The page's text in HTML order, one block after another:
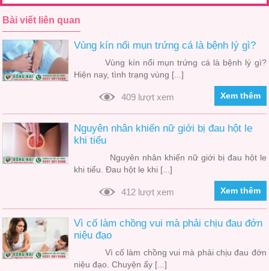
Bài viết liên quan
Vùng kín nổi mụn trứng cá là bệnh lý gì?
Vùng kín nổi mụn trứng cá là bệnh lý gì?
Hiện nay, tình trạng vùng [...]
409 lượt xem Xem thêm
Nguyên nhân khiến nữ giới bị đau hột le
khi tiểu
Nguyên nhân khiến nữ giới bị đau hột le
khi tiểu. Đau hột le khi [...]
412 lượt xem Xem thêm
Vì cố làm chồng vui mà phải chịu đau đớn
niệu đạo
Vì cố làm chồng vui mà phải chịu đau đớn
niệu đạo. Chuyện ấy [...]